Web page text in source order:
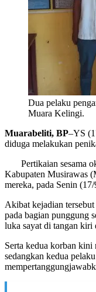
Dua pelaku
Muara Kelingi.
Muarabeliti, BP–YS
diduga melakukan
Pertikaian sesama
Kabupaten Musirawas
mereka, pada Senin (17/
Akibat kejadian
pada bagian punggung
luka sayat di tangan kiri
Serta kedua korban kini
sedangkan kedua